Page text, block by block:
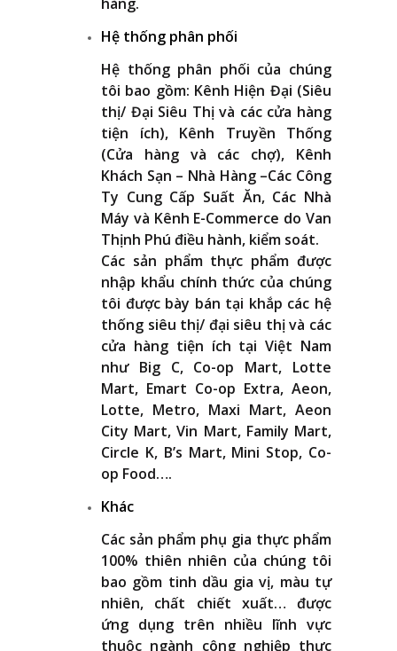
Hệ thống phân phối
Hệ thống phân phối của chúng
tôi bao gồm: Kênh Hiện Đại (Siêu
thị/ Đại Siêu Thị và các cửa hàng
tiện ích), Kênh Truyền Thống
(Cửa hàng và các chợ), Kênh
Khách Sạn – Nhà Hàng –Các Công
Ty Cung Cấp Suất Ăn, Các Nhà
Máy và Kênh E-Commerce do Van
Thịnh Phú điều hành, kiểm soát.
Các sản phẩm thực phẩm được
nhập khẩu chính thức của chúng
tôi được bày bán tại khắp các hệ
thống siêu thị/ đại siêu thị và các
cửa hàng tiện ích tại Việt Nam
như Big C, Co-op Mart, Lotte
Mart, Emart Co-op Extra, Aeon,
Lotte, Metro, Maxi Mart, Aeon
City Mart, Vin Mart, Family Mart,
Circle K, B’s Mart, Mini Stop, Co-
op Food….
Khác
Các sản phẩm phụ gia thực phẩm
100% thiên nhiên của chúng tôi
bao gồm tinh dầu gia vị, màu tự
nhiên, chất chiết xuất… được
ứng dụng trên nhiều lĩnh vực
thuộc ngành công nghiệp thực